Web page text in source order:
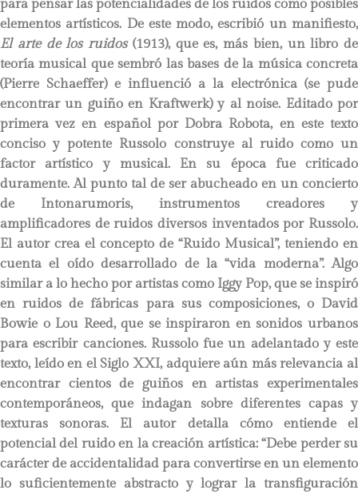
para pensar las potencialidades de los ruidos como posibles
elementos artísticos. De este modo, escribió un manifiesto,
El arte de los ruidos(1913), que es, más bien, un libro de
teoría musical que sembró las bases de la música concreta
(Pierre Schaeffer) e influenció a la electrónica (se pude
encontrar un guiño en Kraftwerk) y al noise. Editado por
primera vez en español por Dobra Robota, en este texto
conciso y potente Russolo construye al ruido como un
factor artístico y musical. En su época fue criticado
duramente. Al punto tal de ser abucheado en un concierto
de Intonarumoris, instrumentos creadores y
amplificadores de ruidos diversos inventados por Russolo.
El autor crea el concepto de “Ruido Musical”, teniendo en
cuenta el oído desarrollado de la “vida moderna”. Algo
similar a lo hecho por artistas como Iggy Pop, que se inspiró
en ruidos de fábricas para sus composiciones, o David
Bowie o Lou Reed, que se inspiraron en sonidos urbanos
para escribir canciones. Russolo fue un adelantado y este
texto, leído en el Siglo XXI, adquiere aún más relevancia al
encontrar cientos de guiños en artistas experimentales
contemporáneos, que indagan sobre diferentes capas y
texturas sonoras. El autor detalla cómo entiende el
potencial del ruido en la creación artística: “Debe perder su
carácter de accidentalidad para convertirse en un elemento
lo suficientemente abstracto y lograr la transfiguración